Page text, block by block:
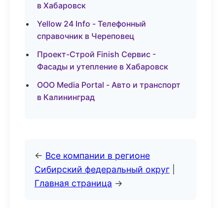
в Хабаровск
Yellow 24 Info - Телефонный
справочник в Череповец
Проект-Строй Finish Сервис -
Фасады и утепление в Хабаровск
ООО Media Portal - Авто и транспорт
в Калининград
← Все компании в регионе
Сибирский федеральный округ
Главная страница →